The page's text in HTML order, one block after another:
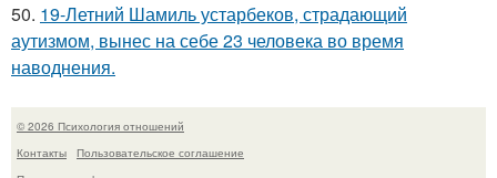
50. 19-Летний Шамиль устарбеков, страдающий
аутизмом, вынес на себе 23 человека во время
наводнения.
© 2026 Психология отношений
Контакты
Пользовательское соглашение